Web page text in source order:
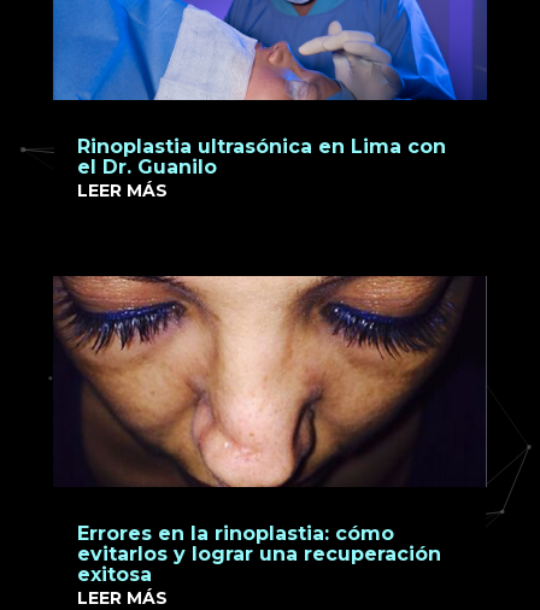
Rinoplastia ultrasónica en Lima con
el Dr. Guanilo
LEER MÁS
Errores en la rinoplastia: cómo
evitarlos y lograr una recuperación
exitosa
LEER MÁS